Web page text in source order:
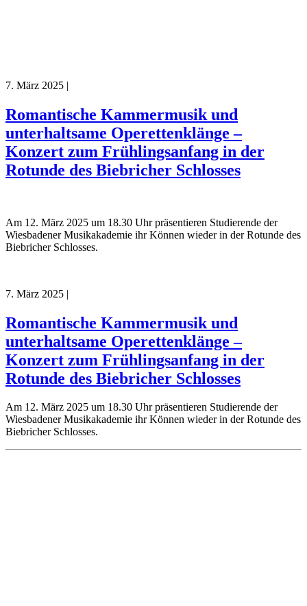
7. März 2025 |
Romantische Kammermusik und
unterhaltsame Operettenklänge –
Konzert zum Frühlingsanfang in der
Rotunde des Biebricher Schlosses
Am 12. März 2025 um 18.30 Uhr präsentieren Studierende der
Wiesbadener Musikakademie ihr Können wieder in der Rotunde des
Biebricher Schlosses.
7. März 2025 |
Romantische Kammermusik und
unterhaltsame Operettenklänge –
Konzert zum Frühlingsanfang in der
Rotunde des Biebricher Schlosses
Am 12. März 2025 um 18.30 Uhr präsentieren Studierende der
Wiesbadener Musikakademie ihr Können wieder in der Rotunde des
Biebricher Schlosses.